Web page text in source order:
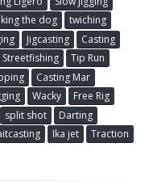
the dog
twiching
Jigcasting
Casting
Streetfishing
Tip Run
Casting Mar
Wacky
Free Rig
split shot
Darting
Ika jet
Traction